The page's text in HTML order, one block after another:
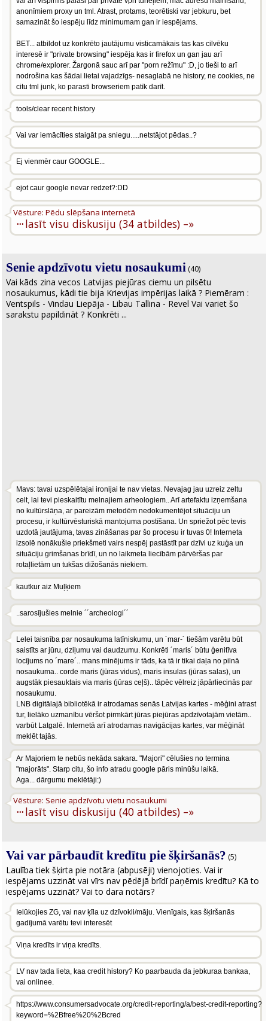
anonīmiem proxy un tml. Atrast, protams, teorētiski var jebkuru, bet
samazināt šo iespēju līdz minimumam gan ir iespējams.
BET... atbildot uz konkrēto jautājumu visticamākais tas kas cilvēku
interesē ir "private browsing" iespēja kas ir firefox un gan jau arī
chrome/explorer. Žargonā sauc arī par "porn režīmu" :D, jo tieši to arī
nodrošina kas šādai lietai vajadzīgs- nesaglabā ne history, ne cookies, ne
citu tml junk, ko parasti browseriem patīk darīt.
tools/clear recent history
Vai var iemācīties staigāt pa sniegu.....netstājot pēdas..?
Ej vienmēr caur GOOGLE...
ejot caur google nevar redzet?:DD
···
Vēsture: Pēdu slēpšana internetā
lasīt visu diskusiju (34 atbildes) –»
Senie apdzīvotu vietu nosaukumi (40)
Vai kāds zina vecos Latvijas piejūras ciemu un pilsētu
nosaukumus, kādi tie bija Krievijas impērijas laikā ? Piemēram :
Ventspils - Vindau Liepāja - Libau Tallina - Revel Vai variet šo
sarakstu papildināt ? Konkrēti ...
Mavs: tavai uzspēlētajai ironijai te nav vietas. Nevajag jau uzreiz zeltu
celt, lai tevi pieskaitītu melnajiem arheologiem.. Arī artefaktu izņemšana
no kultūrslāņa, ar pareizām metodēm nedokumentējot situāciju un
procesu, ir kultūrvēsturiskā mantojuma postīšana. Un spriežot pēc tevis
uzdotā jautājuma, tavas zināšanas par šo procesu ir tuvas 0! Interneta
izsolē nonākušie priekšmeti vairs nespēj pastāstīt par dzīvi uz kuģa un
situāciju grimšanas brīdī, un no laikmeta liecībām pārvēršas par
rotaļlietām un tukšas dižošanās niekiem.
kautkur aiz Muļķiem
..sarosījušies melnie ´´archeologi´´
Lelei taisnība par nosaukuma latīniskumu, un ´mar-´ tiešām varētu būt
saistīts ar jūru, dziļumu vai daudzumu. Konkrēti ´maris´ būtu ģenitīva
locījums no ´mare´.. mans minējums ir tāds, ka tā ir tikai daļa no pilnā
nosaukuma.. corde maris (jūras vidus), maris insulas (jūras salas), un
augstāk piesauktais via maris (jūras ceļš).. tāpēc vēlreiz jāpārliecinās par
nosaukumu.
LNB digitālajā bibliotēkā ir atrodamas senās Latvijas kartes - mēģini atrast
tur, lielāko uzmanību vēršot pirmkārt jūras piejūras apdzīvotajām vietām..
varbūt Latgalē. Internetā arī atrodamas navigācijas kartes, var mēģināt
meklēt tajās.
Ar Majoriem te nebūs nekāda sakara. "Majori" cēlušies no termina
"majorāts". Starp citu, šo info atradu google pāris minūšu laikā.
Aga... dārgumu meklētāji:)
···
Vēsture: Senie apdzīvotu vietu nosaukumi
lasīt visu diskusiju (40 atbildes) –»
Vai var pārbaudīt kredītu pie šķiršanās? (5)
Laulība tiek šķirta pie notāra (abpusēji) vienojoties. Vai ir
iespējams uzzināt vai vīrs nav pēdējā brīdī paņēmis kredītu? Kā to
iespējams uzzināt? Vai to dara notārs?
Ielūkojies ZG, vai nav ķīla uz dzīvokli/māju. Vienīgais, kas šķiršanās
gadījumā varētu tevi interesēt
Viņa kredīts ir viņa kredīts.
LV nav tada lieta, kaa credit history? Ko paarbauda da jebkuraa bankaa,
vai onlinee.
https://www.consumersadvocate.org/credit-reporting/a/best-credit-reporting?
keyword=%2Bfree%20%2Bcred